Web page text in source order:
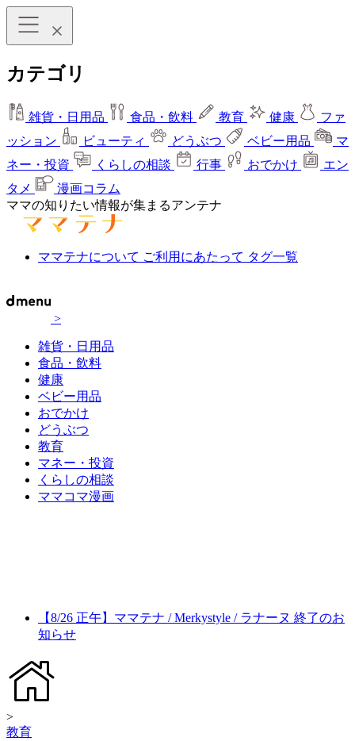
カテゴリ
雑貨・日用品 食品・飲料 教育 健康
ファ
ッション
ビューティ どうぶつ ベビー用品
マ
ネー・投資
くらしの相談 行事 おでかけ
エン
タメ
漫画コラム
ママの知りたい情報が集まるアンテナ
ママテナについて ご利用にあたって タグ一覧
>
雑貨・日用品
食品・飲料
健康
ベビー用品
おでかけ
どうぶつ
教育
マネー・投資
くらしの相談
ママコマ漫画
【8/26 正午】ママテナ / Merkystyle / ラナーヌ 終了のお
知らせ
>
教育